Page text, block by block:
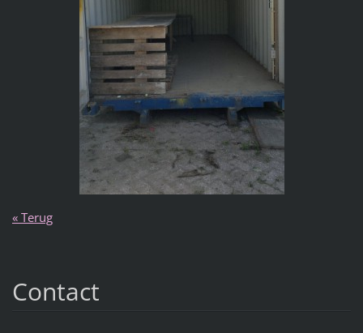
« Terug
Contact